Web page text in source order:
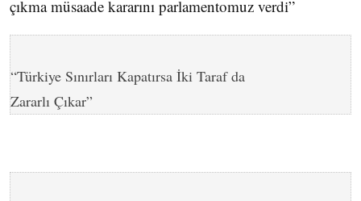
çıkma müsaade kararını parlamentomuz verdi”
“Türkiye Sınırları Kapatırsa İki Taraf da
Zararlı Çıkar”